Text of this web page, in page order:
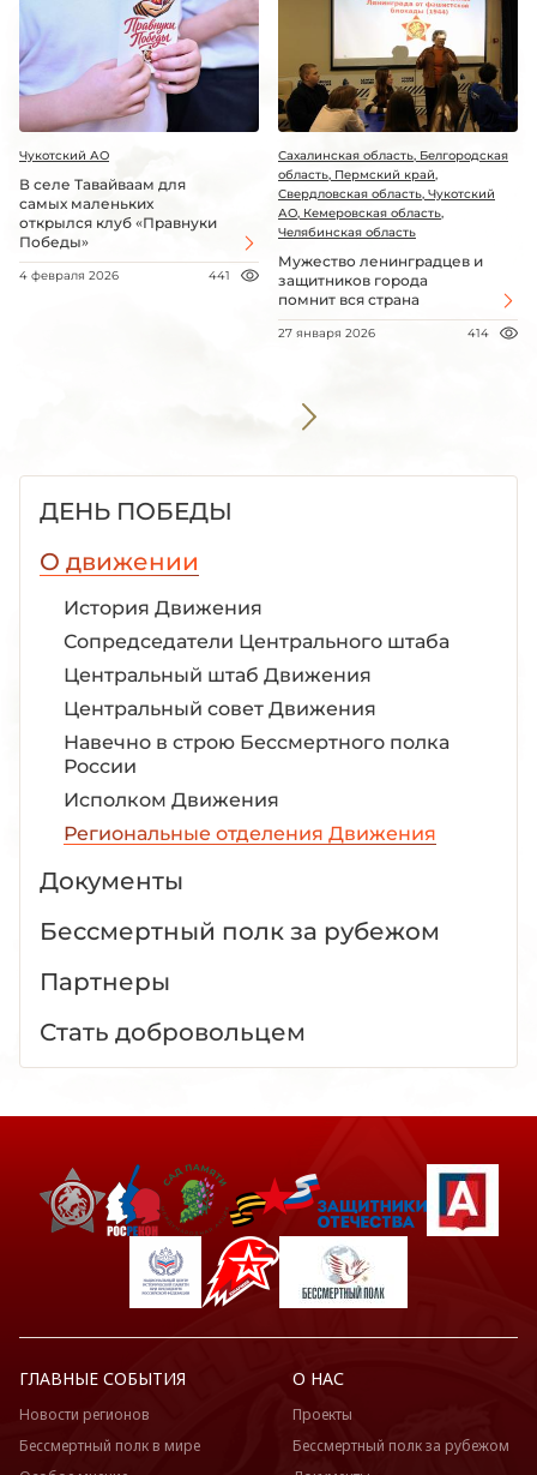
Чукотский АО
В селе Тавайваам для
самых маленьких
открылся клуб «Правнуки
Победы»
4 февраля 2026 441
Сахалинская область, Белгородская
область, Пермский край,
Свердловская область, Чукотский
АО, Кемеровская область,
Челябинская область
Мужество ленинградцев и
защитников города
помнит вся страна
27 января 2026 414
ДЕНЬ ПОБЕДЫ
О движении
История Движения
Сопредседатели Центрального штаба
Центральный штаб Движения
Центральный совет Движения
Навечно в строю Бессмертного полка
России
Исполком Движения
Региональные отделения Движения
Документы
Бессмертный полк за рубежом
Партнеры
Стать добровольцем
ГЛАВНЫЕ СОБЫТИЯ
Новости регионов
Бессмертный полк в мире
О НАС
Проекты
Бессмертный полк за рубежом